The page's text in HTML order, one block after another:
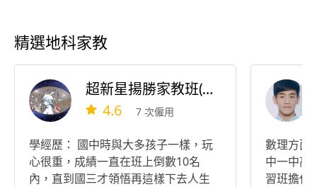
精選地科家教
超新星揚勝家教班(專職國高中升學全科家教)
4.6 7 次僱用
學經歷： 國中時與大多孩子一樣，玩
心很重，成績一直在班上倒數10名
內，直到國三才領悟再這樣下去人生
數理方面
中一中高
習班擔任